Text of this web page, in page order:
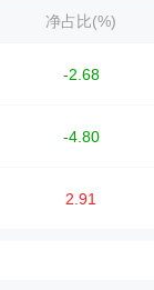
净占比(%)
-2.68
-4.80
2.91